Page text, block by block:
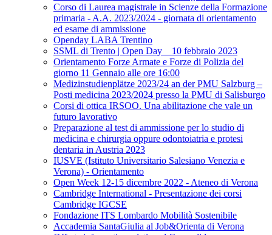
Corso di Laurea magistrale in Scienze della Formazione
primaria - A.A. 2023/2024 - giornata di orientamento
ed esame di ammissione
Openday LABA Trentino
SSML di Trento | Open Day _ 10 febbraio 2023
Orientamento Forze Armate e Forze di Polizia del
giorno 11 Gennaio alle ore 16:00
Medizinstudienplätze 2023/24 an der PMU Salzburg –
Posti medicina 2023/2024 presso la PMU di Salisburgo
Corsi di ottica IRSOO. Una abilitazione che vale un
futuro lavorativo
Preparazione al test di ammissione per lo studio di
medicina e chirurgia oppure odontoiatria e protesi
dentaria in Austria 2023
IUSVE (Istituto Universitario Salesiano Venezia e
Verona) - Orientamento
Open Week 12-15 dicembre 2022 - Ateneo di Verona
Cambridge International - Presentazione dei corsi
Cambridge IGCSE
Fondazione ITS Lombardo Mobilità Sostenibile
Accademia SantaGiulia al Job&Orienta di Verona